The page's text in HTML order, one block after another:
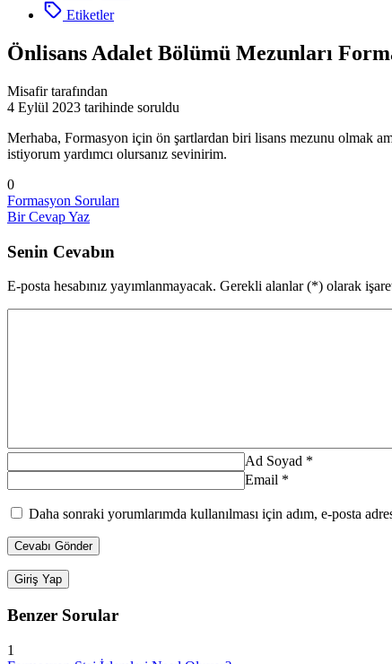
Etiketler
Önlisans Adalet Bölümü Mezunları
Misafir tarafından
4 Eylül 2023 tarihinde soruldu
Merhaba, Formasyon için ön şartlardan biri lisans mezunu olmak
istiyorum yardımcı olursanız sevinirim.
0
Formasyon Soruları
Bir Cevap Yaz
Senin Cevabın
E-posta hesabınız yayımlanmayacak. Gerekli alanlar (*) olarak
Ad Soyad *
Email *
Daha sonraki yorumlarımda kullanılması için adım, e-posta
Giriş Yap
Benzer Sorular
1